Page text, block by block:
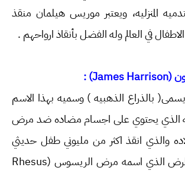
المنزليه، ويعتبر موريس هيلمان منقذ
في العالم وله الفضل بأنقاذ ارواحهم .
بالذراع الذهبيه ) وسميه بهذا الاسم
الذي يحتوي على اجسام مضاده ضد مرض
والذي انقذ اكثر من مليوني طفل حديثي
الولاده من هذا المرض الذي اسمه مرض الريسوس (Rhesus